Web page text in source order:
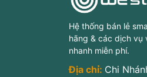
Hệ thống bán lẻ
hãng & các dịch vụ
nhanh miễn phí.
Địa chỉ: Chi